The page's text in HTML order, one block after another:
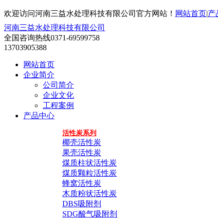
欢迎访问河南三益水处理科技有限公司官方网站！ 网站首页|产
河南三益水处理科技有限公司
全国咨询热线0371-69599758
13703905388
网站首页
企业简介
公司简介
企业文化
工程案例
产品中心
活性炭系列
椰壳活性炭
果壳活性炭
煤质柱状活性炭
煤质颗粒活性炭
蜂窝活性炭
木质粉状活性炭
DBS吸附剂
SDG酸气吸附剂